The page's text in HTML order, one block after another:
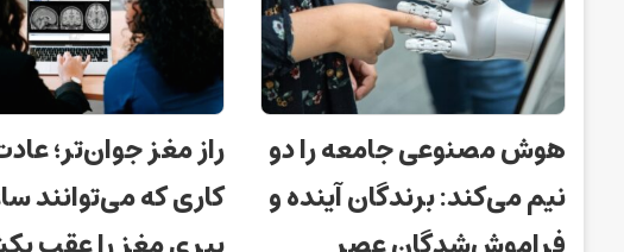
هوش مصنوعی جامعه را دو
نیم می‌کند: برندگان آینده و
راز مغز جوان‌تر؛
کاری که می‌توانند